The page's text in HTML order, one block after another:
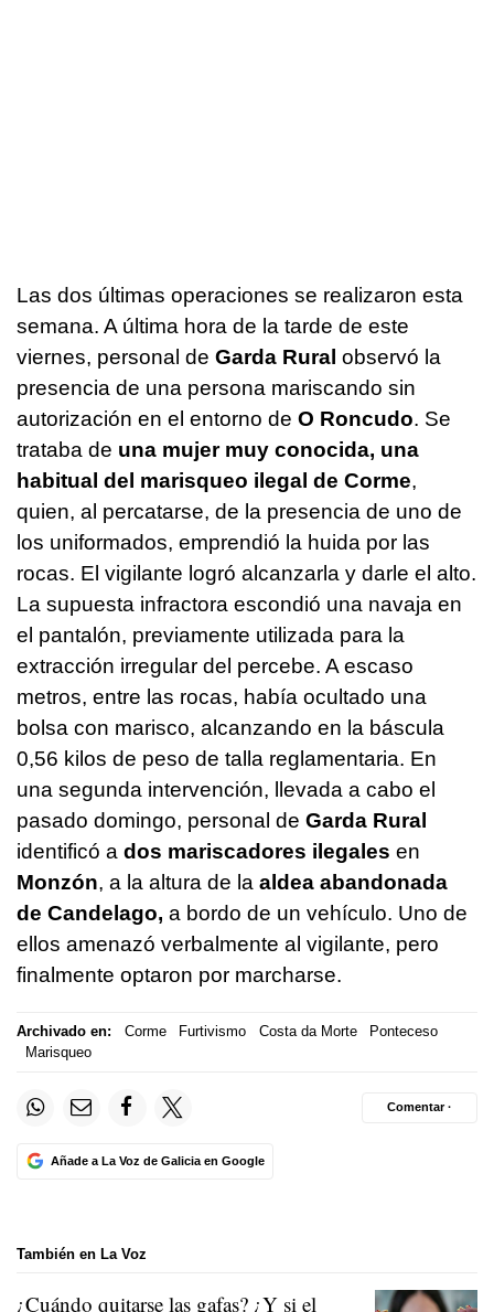
Las dos últimas operaciones se realizaron esta
semana. A última hora de la tarde de este
viernes, personal de Garda Rural observó la
presencia de una persona mariscando sin
autorización en el entorno de O Roncudo. Se
trataba de una mujer muy conocida, una
habitual del marisqueo ilegal de Corme,
quien, al percatarse, de la presencia de uno de
los uniformados, emprendió la huida por las
rocas. El vigilante logró alcanzarla y darle el alto.
La supuesta infractora escondió una navaja en
el pantalón, previamente utilizada para la
extracción irregular del percebe. A escaso
metros, entre las rocas, había ocultado una
bolsa con marisco, alcanzando en la báscula
0,56 kilos de peso de talla reglamentaria. En
una segunda intervención, llevada a cabo el
pasado domingo, personal de Garda Rural
identificó a dos mariscadores ilegales en
Monzón, a la altura de la aldea abandonada
de Candelago, a bordo de un vehículo. Uno de
ellos amenazó verbalmente al vigilante, pero
finalmente optaron por marcharse.
Archivado en: Corme Furtivismo Costa da Morte
Ponteceso
Marisqueo
Añade a La Voz de Galicia en Google
Comentar ·
También en La Voz
¿Cuándo quitarse las gafas? ¿Y si el